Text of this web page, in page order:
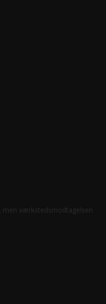
men værkstedsmodtagelsen